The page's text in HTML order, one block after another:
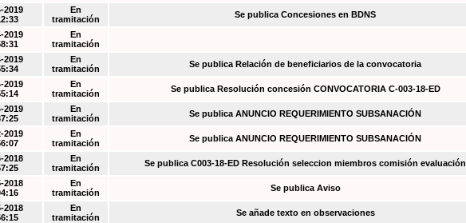
2019
En
tramitación
Se publica Concesiones en BDNS
2019
En
tramitación
2019
En
tramitación
Se publica Relación de beneficiarios de la convocatoria
2019
En
tramitación
Se publica Resolución concesión CONVOCATORIA C-003-18-ED
2019
En
tramitación
Se publica ANUNCIO REQUERIMIENTO SUBSANACIÓN
2019
En
tramitación
Se publica ANUNCIO REQUERIMIENTO SUBSANACIÓN
2018
En
tramitación
Se publica C003-18-ED Resolución seleccion miembros comisión evaluación
2018
En
tramitación
Se publica Aviso
2018
En
tramitación
Se añade texto en observaciones